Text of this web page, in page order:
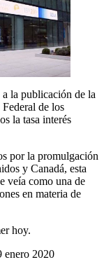
la publicación de la
de los
la tasa interés
por la promulgación
y Canadá, esta
veía como una de
en materia de
hoy.
enero 2020